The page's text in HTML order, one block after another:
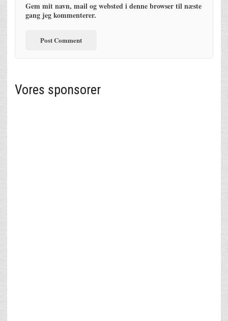
Gem mit navn, mail og websted i denne browser til næste
gang jeg kommenterer.
Vores sponsorer